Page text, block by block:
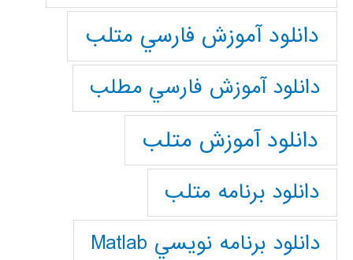
دانلود آموزش فارسي متلب
دانلود آموزش فارسي مطلب
دانلود آموزش متلب
دانلود برنامه متلب
دانلود برنامه نويسي Matlab